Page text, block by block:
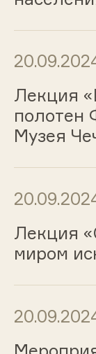
Лекция
полотен
Музея
Лекция
миром